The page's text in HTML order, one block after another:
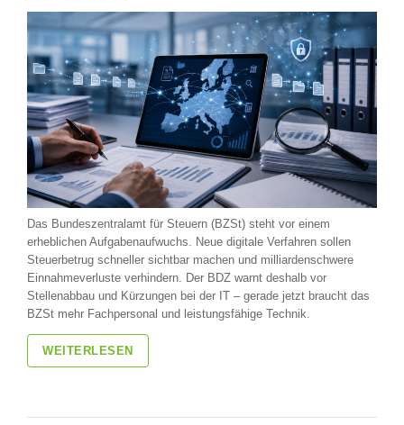
Das Bundeszentralamt für Steuern (BZSt) steht vor einem
erheblichen Aufgabenaufwuchs. Neue digitale Verfahren sollen
Steuerbetrug schneller sichtbar machen und milliardenschwere
Einnahmeverluste verhindern. Der BDZ warnt deshalb vor
Stellenabbau und Kürzungen bei der IT – gerade jetzt braucht das
BZSt mehr Fachpersonal und leistungsfähige Technik.
WEITERLESEN